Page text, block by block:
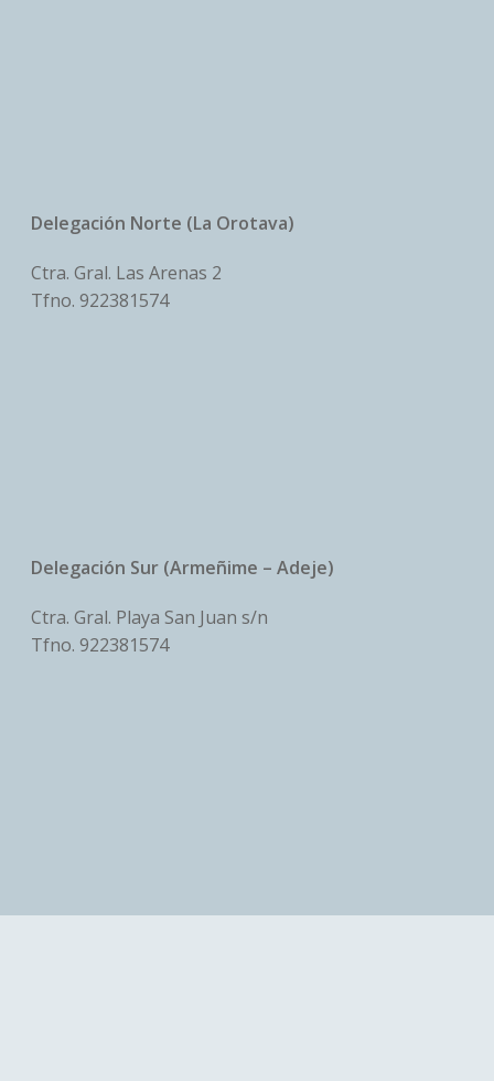
Delegación Norte (La Orotava)
Ctra. Gral. Las Arenas 2
Tfno. 922381574
Delegación Sur (Armeñime – Adeje)
Ctra. Gral. Playa San Juan s/n
Tfno. 922381574